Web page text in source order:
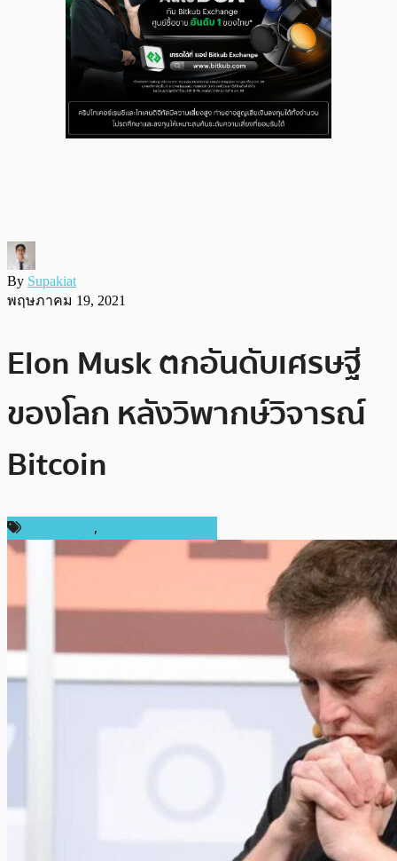
By Supakiat
พฤษภาคม 19, 2021
Elon Musk ตกอันดับเศรษฐี
ของโลก หลังวิพากษ์วิจารณ์
Bitcoin
,